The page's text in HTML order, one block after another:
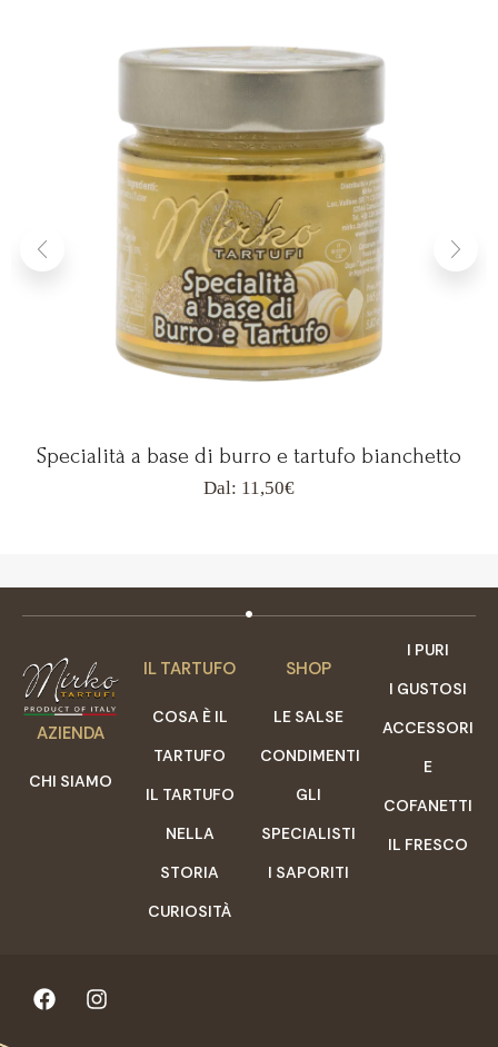
Specialità a base di burro e tartufo bianchetto
Dal: 11,50€
AZIENDA
CHI SIAMO
IL TARTUFO
COSA È IL
TARTUFO
IL TARTUFO
NELLA
STORIA
CURIOSITÀ
SHOP
LE SALSE
CONDIMENTI
GLI
SPECIALISTI
I SAPORITI
I PURI
I GUSTOSI
ACCESSORI
E
COFANETTI
IL FRESCO